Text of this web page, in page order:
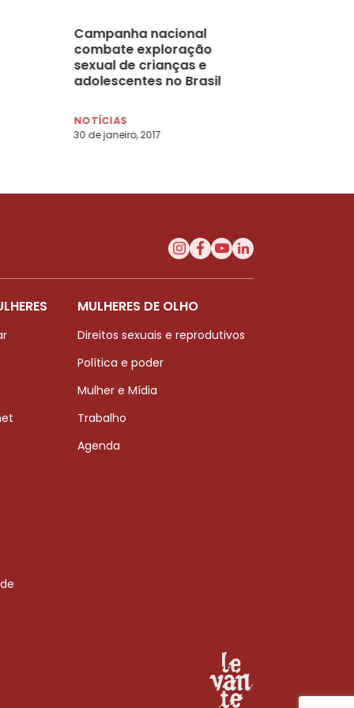
Campanha nacional
combate exploração
sexual de crianças e
adolescentes no Brasil
NOTÍCIAS
30 de janeiro, 2017
MULHERES DE OLHO
Direitos sexuais e reprodutivos
Política e poder
Mulher e Mídia
Trabalho
Agenda